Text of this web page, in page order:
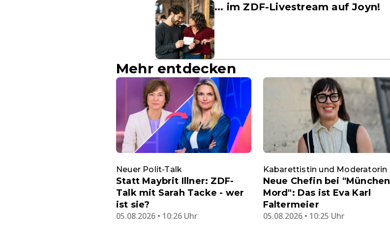
... im ZDF-Livestream auf Joyn!
Mehr entdecken
Neuer Polit-Talk
Statt Maybrit Illner: ZDF-
Talk mit Sarah Tacke - wer
ist sie?
05.08.2026 • 10:26 Uhr
Kabarettistin und Moderatorin
Neue Chefin bei "München
Mord": Das ist Eva Karl
Faltermeier
05.08.2026 • 10:25 Uhr